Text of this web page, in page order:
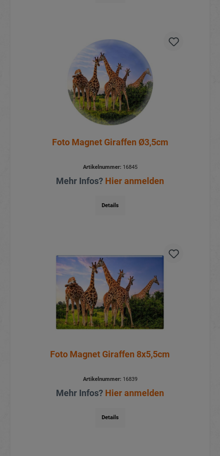
Foto Magnet Giraffen Ø3,5cm
Artikelnummer:16845
Mehr Infos? Hier anmelden
Details
Foto Magnet Giraffen 8x5,5cm
Artikelnummer:16839
Mehr Infos? Hier anmelden
Details